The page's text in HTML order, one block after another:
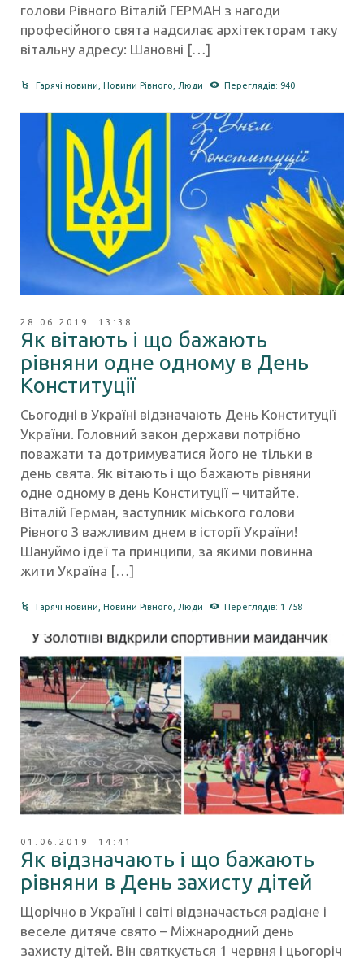
голови Рівного Віталій ГЕРМАН з нагоди
професійного свята надсилає архітекторам таку
вітальну адресу: Шановні […]
Гарячі новини ,Новини Рівного Люди Переглядів: 940
28.06.2019 13:38
Як вітають і що бажають
рівняни одне одному в День
Конституції
Сьогодні в Україні відзначають День Конституції
України. Головний закон держави потрібно
поважати та дотримуватися його не тільки в
день свята. Як вітають і що бажають рівняни
одне одному в день Конституції – читайте.
Віталій Герман, заступник міського голови
Рівного З важливим днем в історії України!
Шануймо ідеї та принципи, за якими повинна
жити Україна […]
Гарячі новини ,Новини Рівного Люди Переглядів: 1 758
01.06.2019 14:41
Як відзначають і що бажають
рівняни в День захисту дітей
Щорічно в Україні і світі відзначається радісне і
веселе дитяче свято – Міжнародний день
захисту дітей. Він святкується 1 червня і цьогоріч